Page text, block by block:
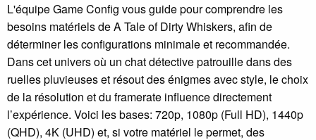
L'équipe Game Config vous guide pour comprendre les
besoins matériels de A Tale of Dirty Whiskers, afin de
déterminer les configurations minimale et recommandée.
Dans cet univers où un chat détective patrouille dans des
ruelles pluvieuses et résout des énigmes avec style, le choix
de la résolution et du framerate influence directement
l’expérience. Voici les bases: 720p, 1080p (Full HD), 1440p
(QHD), 4K (UHD) et, si votre matériel le permet, des